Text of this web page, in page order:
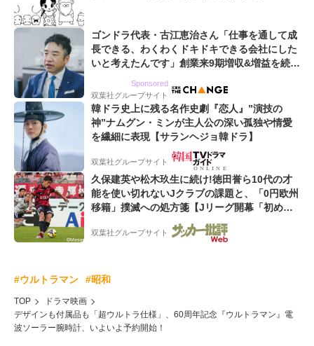
ゴンドラ代表・古江恵治さん「仕事を通して成
長できる、わくわくドキドキできる会社にした
いと考えたんです」創業来9期増収&増益を続け
Sponsored
双葉社グループサイト
韓ドラ史上に残る名作史劇『恋人』”演技の
神”ナムグン・ミンが主人公の深い孤独や情愛
を繊細に表現【サランヘジョ韓ドラ】
双葉社グループサイト
久保建英や松木玖生に続け!徳田誉ら10代の才
能を使い切れないJクラブの課題と、「0円欧州
移籍」撲滅への処方箋【Jリーグ開幕「初めて
の秋春制」の大激論】(5)
双葉社グループサイト
#ウルトラマン #昭和
TOP
ドラマ映画
デザインも付属品も「超ウルトラ仕様」、60周年記念『ウルトラマン』電
波ソーラー腕時計、いよいよ予約開始！